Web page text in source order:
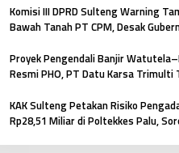
Komisi III DPRD Sulteng Warning
Bawah Tanah PT CPM, Desak
Proyek Pengendali Banjir
Resmi PHO, PT Datu Karsa Trimulti
Masyarakat
KAK Sulteng Petakan Risiko
Rp28,51 Miliar di Poltekkes Palu,